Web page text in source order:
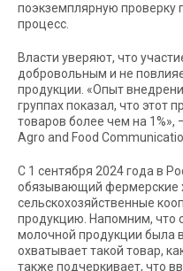
поэкземплярную проверку
процесс.
Власти уверяют, что
добровольным и не
продукции. «Опыт
группах показал, что этот
товаров более чем на
Agro and Food
С 1 сентября 2024 года в
обязывающий фермерские
сельскохозяйственные
продукцию. Напомним, что
молочной продукции была
охватывает такой товар,
также подчеркивает, что